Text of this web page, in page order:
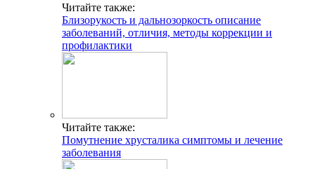
Читайте также:
Близорукость и дальнозоркость описание
заболеваний, отличия, методы коррекции и
профилактики
Читайте также:
Помутнение хрусталика симптомы и лечение
заболевания